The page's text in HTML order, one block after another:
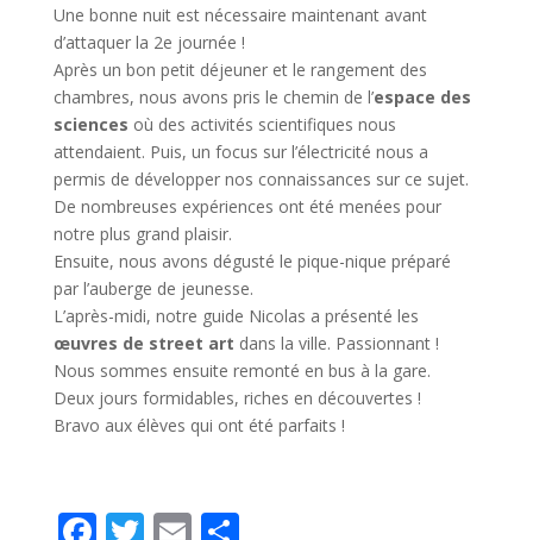
Une bonne nuit est nécessaire maintenant avant
d’attaquer la 2e journée !
Après un bon petit déjeuner et le rangement des
chambres, nous avons pris le chemin de l’espace des
sciences où des activités scientifiques nous
attendaient. Puis, un focus sur l’électricité nous a
permis de développer nos connaissances sur ce sujet.
De nombreuses expériences ont été menées pour
notre plus grand plaisir.
Ensuite, nous avons dégusté le pique-nique préparé
par l’auberge de jeunesse.
L’après-midi, notre guide Nicolas a présenté les
œuvres de street art dans la ville. Passionnant !
Nous sommes ensuite remonté en bus à la gare.
Deux jours formidables, riches en découvertes !
Bravo aux élèves qui ont été parfaits !